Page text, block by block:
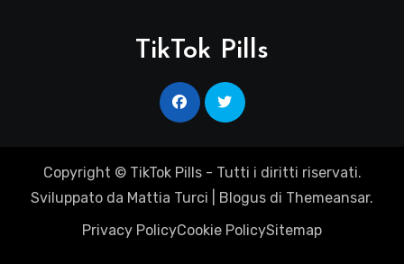
TikTok Pills
Copyright © TikTok Pills - Tutti i diritti riservati.
Sviluppato da Mattia Turci
Blogus di Themeansar.
Privacy PolicyCookie PolicySitemap